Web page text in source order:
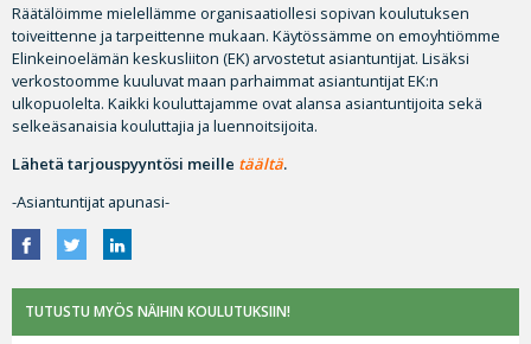
Räätälöimme mielellämme organisaatiollesi sopivan koulutuksen
toiveittenne ja tarpeittenne mukaan. Käytössämme on emoyhtiömme
Elinkeinoelämän keskusliiton (EK) arvostetut asiantuntijat. Lisäksi
verkostoomme kuuluvat maan parhaimmat asiantuntijat EK:n
ulkopuolelta. Kaikki kouluttajamme ovat alansa asiantuntijoita sekä
selkeäsanaisia kouluttajia ja luennoitsijoita.
Lähetä tarjouspyyntösi meille täältä.
-Asiantuntijat apunasi-
TUTUSTU MYÖS NÄIHIN KOULUTUKSIIN!